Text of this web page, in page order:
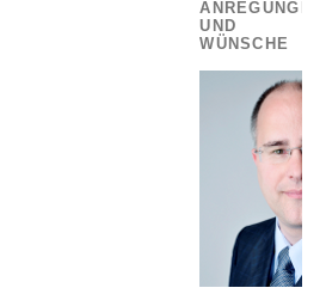
ANREGUNGEN
UND
WÜNSCHE